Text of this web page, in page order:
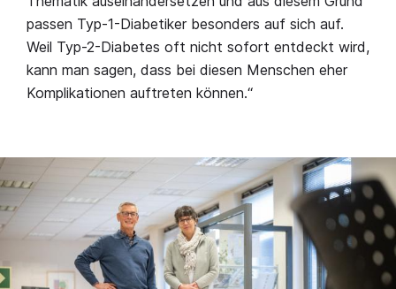
passen Typ-1-Diabetiker besonders auf sich auf.
Weil Typ-2-Diabetes oft nicht sofort entdeckt wird,
kann man sagen, dass bei diesen Menschen eher
Komplikationen auftreten können.“